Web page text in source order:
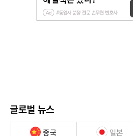
글로벌 뉴스
중국 일본